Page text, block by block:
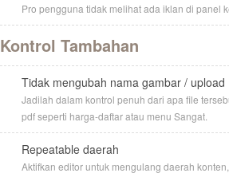
Pro pengguna tidak melihat ada iklan di panel
Kontrol Tambahan
Tidak mengubah nama gambar / upload
Jadilah dalam kontrol penuh dari apa file
pdf seperti harga-daftar atau menu Sangat.
Repeatable daerah
Aktifkan editor untuk mengulang daerah